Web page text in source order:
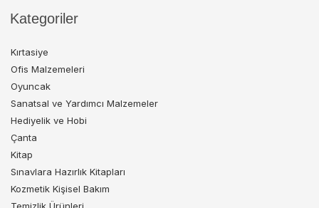
Kategoriler
Kırtasiye
Ofis Malzemeleri
Oyuncak
Sanatsal ve Yardımcı Malzemeler
Hediyelik ve Hobi
Çanta
Kitap
Sınavlara Hazırlık Kitapları
Kozmetik Kişisel Bakım